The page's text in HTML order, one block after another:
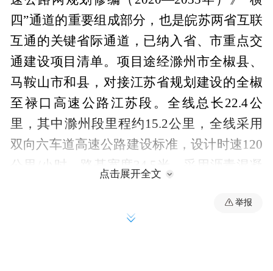
四”通道的重要组成部分，也是皖苏两省互联
互通的关键省际通道，已纳入省、市重点交
通建设项目清单。项目途经滁州市全椒县、
马鞍山市和县，对接江苏省规划建设的全椒
至禄口高速公路江苏段。全线总长22.4公
里，其中滁州段里程约15.2公里，全线采用
双向六车道高速公路建设标准，设计时速120
公里/小时，路基宽度34.5米，采用沥青混凝
该项目的实施，是我省深度融入长三角更高
点击展开全文
举报